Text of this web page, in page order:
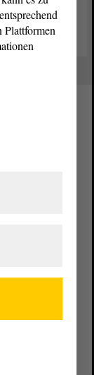
Parliaments
the
Plattformen